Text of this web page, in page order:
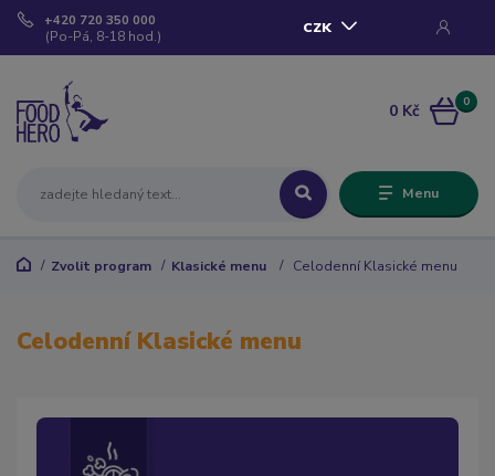
Menu
CZK
+420 720 350 000
(Po-Pá, 8-18 hod.)
0
0 Kč
Zvolit program Klasické menu Celodenní Klasické menu
Celodenní Klasické menu